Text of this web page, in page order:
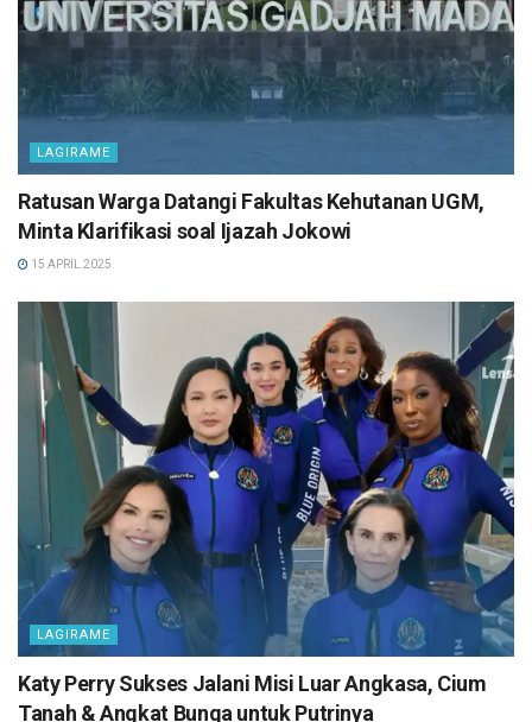
LAGIRAME
Ratusan Warga Datangi Fakultas Kehutanan UGM,
Minta Klarifikasi soal Ijazah Jokowi
15 APRIL 2025
LAGIRAME
Katy Perry Sukses Jalani Misi Luar Angkasa, Cium
Tanah & Angkat Bunga untuk Putrinya